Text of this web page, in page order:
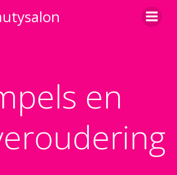
en